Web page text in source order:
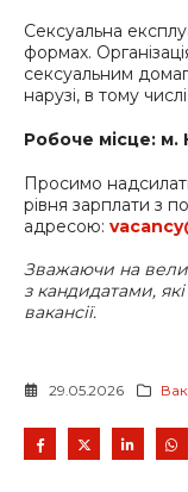
Сексуальна
формах.
сексуальним
нарузі, в тому
Робоче місце: м.
Просимо
рівня зарплати з
адресою:
Зважаючи на
з кандидатами,
вакансії.
29.05.2026